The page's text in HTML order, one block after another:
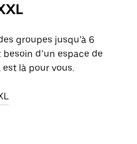
groupes jusqu’à 6
d’un espace de
là pour vous.